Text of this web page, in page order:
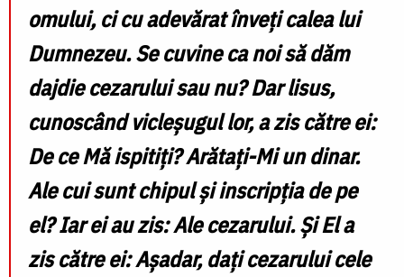
omului, ci cu adevărat înveți calea lui
Dumnezeu. Se cuvine ca noi să dăm
dajdie cezarului sau nu? Dar lisus,
cunoscând vicleșugul lor, a zis către ei:
De ce Mă ispitiți? Arătați-Mi un dinar.
Ale cui sunt chipul și inscripția de pe
el? Iar ei au zis: Ale cezarului. Și El a
zis către ei: Așadar, dați cezarului cele